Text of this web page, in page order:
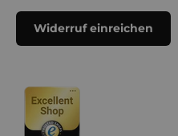
Widerruf einreichen